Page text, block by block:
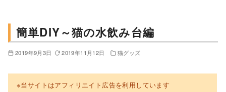
簡単DIY～猫の水飲み台編
2019年9月3日 2019年11月12日 猫グッズ
※当サイトはアフィリエイト広告を利用しています